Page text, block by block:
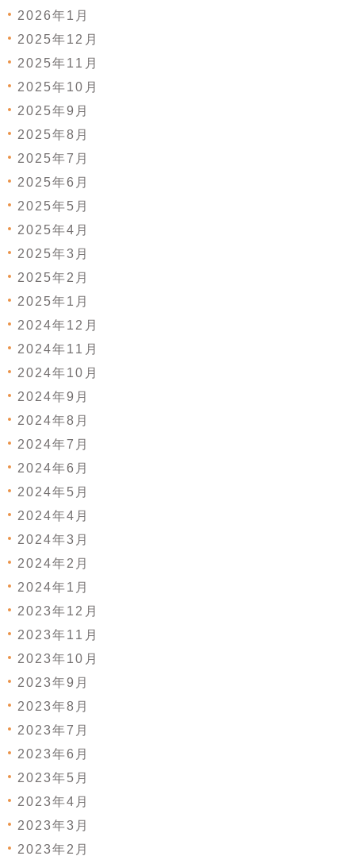
2026年1月
2025年12月
2025年11月
2025年10月
2025年9月
2025年8月
2025年7月
2025年6月
2025年5月
2025年4月
2025年3月
2025年2月
2025年1月
2024年12月
2024年11月
2024年10月
2024年9月
2024年8月
2024年7月
2024年6月
2024年5月
2024年4月
2024年3月
2024年2月
2024年1月
2023年12月
2023年11月
2023年10月
2023年9月
2023年8月
2023年7月
2023年6月
2023年5月
2023年4月
2023年3月
2023年2月